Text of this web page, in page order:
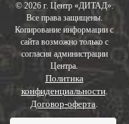
© 2026 г. Центр «ДИТАД».
Все права защищены.
Копирование информации с
сайта возможно только с
согласия администрации
Центра.
Политика
конфиденциальности.
Договор-оферта.